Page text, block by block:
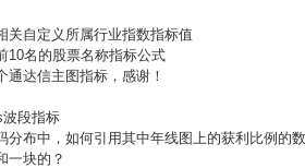
关自定义所属行业指数指标值
10名的股票名称指标公式
通达信主图指标，感谢！
段指标
分布中，如何引用其中年线图上的获利比例的
一块的？